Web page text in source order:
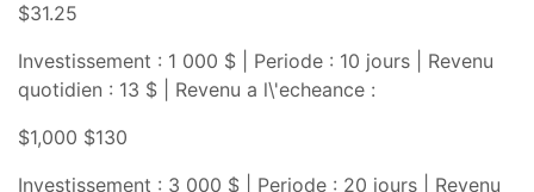
$31.25
Investissement : 1 000 $ | Periode : 10 jours | Revenu
quotidien : 13 $ | Revenu a l\'echeance :
$1,000 $130
Investissement : 3 000 $ | Periode : 20 jours | Revenu